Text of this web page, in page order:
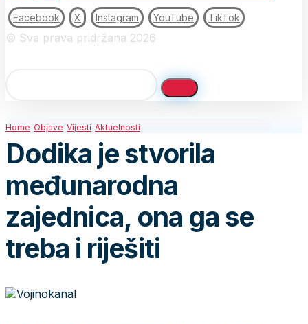
Facebook X Instagram YouTube TikTok
© Sva prava pridržana 2026
Home Objave Vijesti Aktuelnosti
Dodika je stvorila
međunarodna
zajednica, ona ga se
treba i riješiti